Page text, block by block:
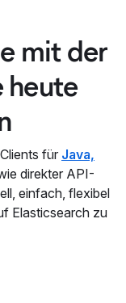
mit der
heute
für Java,
direkter API-
einfach, flexibel
Elasticsearch zu